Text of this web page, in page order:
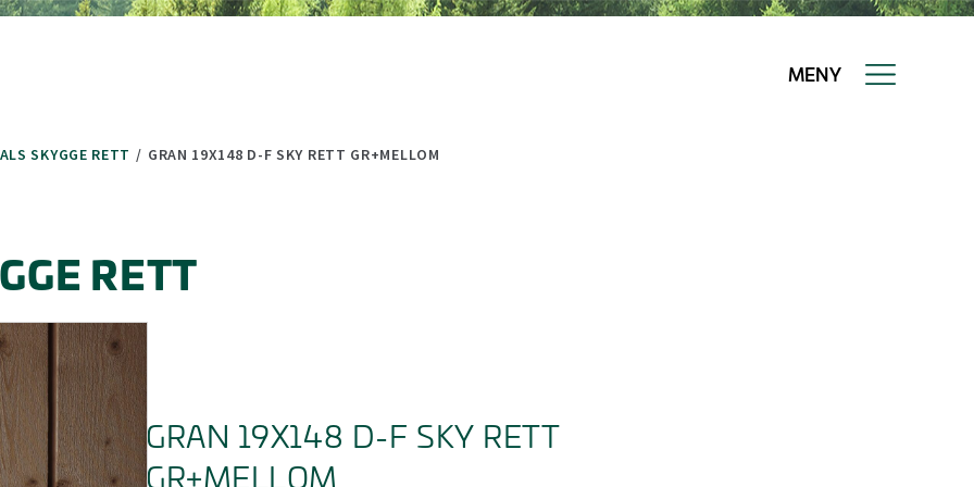
for å forminske.
MENY
SKYGGE RETT / GRAN 19X148 D-F SKY RETT GR+MELLOM
RETT
GRAN 19X148 D-F SKY RETT
GR+MELLOM